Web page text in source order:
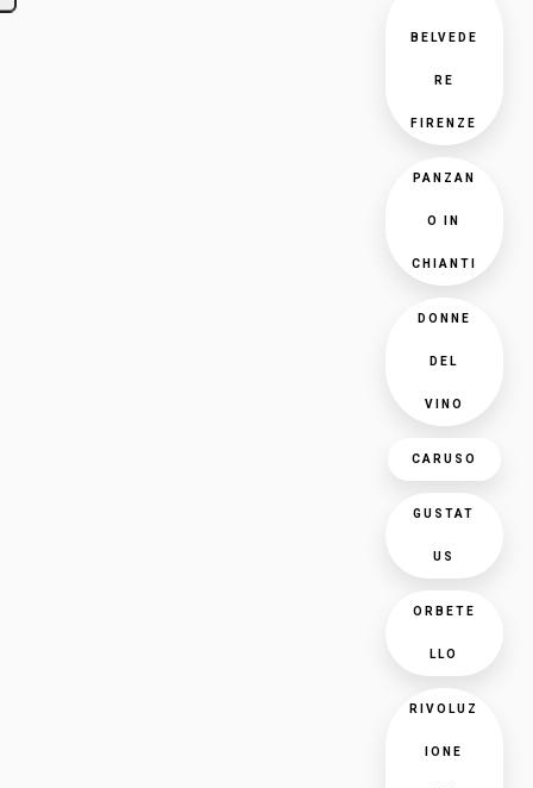
BELVEDE
RE
FIRENZE
PANZAN
O IN
CHIANTI
DONNE
DEL
VINO
CARUSO
GUSTAT
US
ORBETE
LLO
RIVOLUZ
IONE